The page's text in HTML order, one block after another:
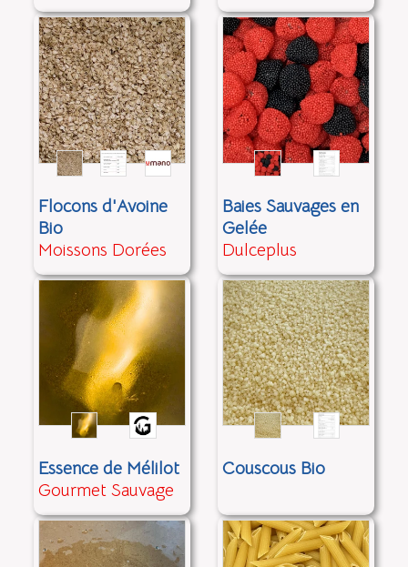
Flocons d'Avoine
Bio
Moissons Dorées
Baies Sauvages en
Gelée
Dulceplus
Essence de Mélilot
Gourmet Sauvage
Couscous Bio